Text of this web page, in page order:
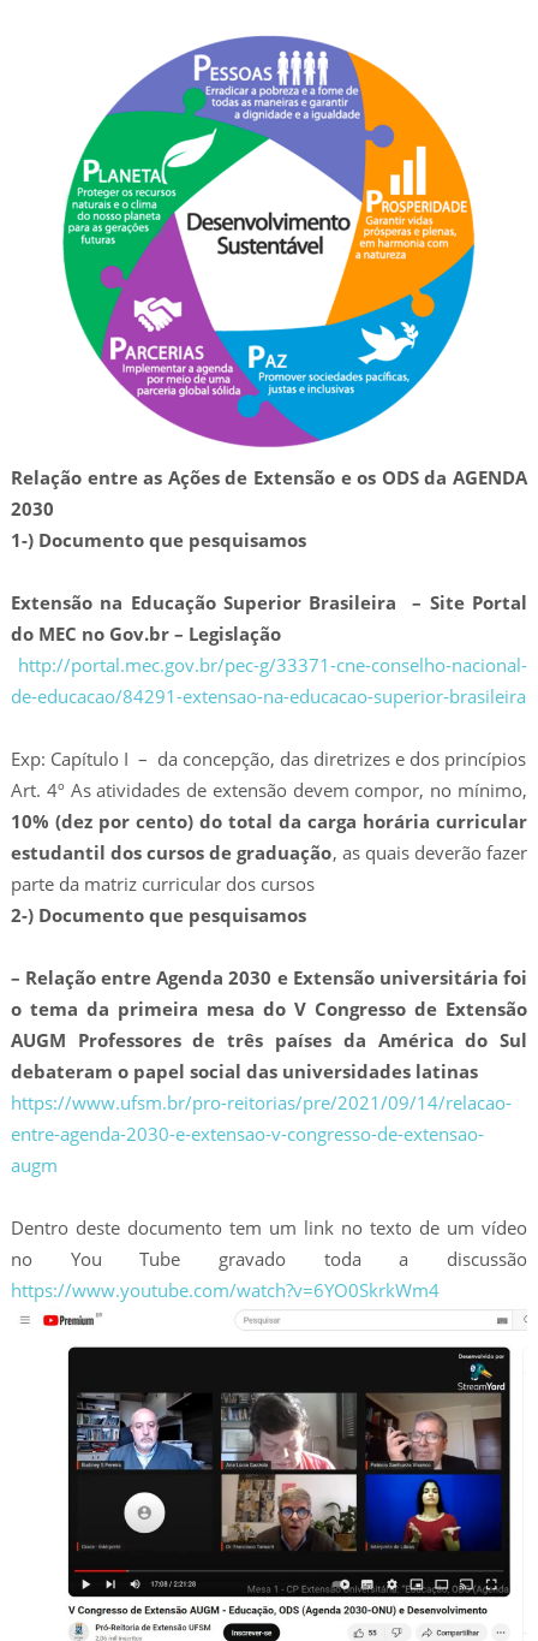
Relação entre as Ações de Extensão e os ODS da AGENDA
2030
1-) Documento que pesquisamos
Extensão na Educação Superior Brasileira – Site Portal
do MEC no Gov.br – Legislação
http://portal.mec.gov.br/pec-g/33371-cne-conselho-nacional-
de-educacao/84291-extensao-na-educacao-superior-brasileira
Exp: Capítulo I – da concepção, das diretrizes e dos princípios
Art. 4º As atividades de extensão devem compor, no mínimo,
10% (dez por cento) do total da carga horária curricular
estudantil dos cursos de graduação, as quais deverão fazer
parte da matriz curricular dos cursos
2-) Documento que pesquisamos
– Relação entre Agenda 2030 e Extensão universitária foi
o tema da primeira mesa do V Congresso de Extensão
AUGM Professores de três países da América do Sul
debateram o papel social das universidades latinas
https://www.ufsm.br/pro-reitorias/pre/2021/09/14/relacao-
entre-agenda-2030-e-extensao-v-congresso-de-extensao-
augm
Dentro deste documento tem um link no texto de um vídeo
no You Tube gravado toda a discussão
https://www.youtube.com/watch?v=6YO0SkrkWm4